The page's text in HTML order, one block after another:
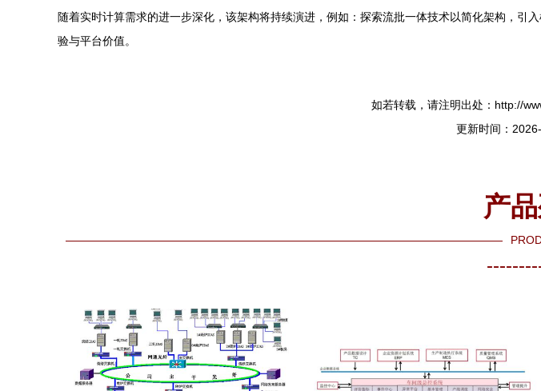
随着实时计算需求的进一步深化，该架构将持续演进，例如：探索流批一体技术以简化架构，
验与平台价值。
如若转载，请注明出处：http://
更新时间：
产